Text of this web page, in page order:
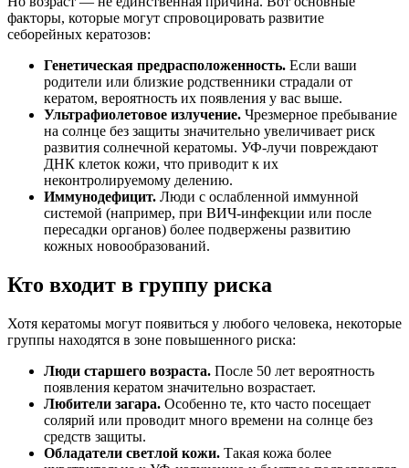
факторы, которые могут спровоцировать развитие
себорейных кератозов:
Генетическая предрасположенность. Если ваши
родители или близкие родственники страдали от
кератом, вероятность их появления у вас выше.
Ультрафиолетовое излучение. Чрезмерное пребывание
на солнце без защиты значительно увеличивает риск
развития солнечной кератомы. УФ-лучи повреждают
ДНК клеток кожи, что приводит к их
неконтролируемому делению.
Иммунодефицит. Люди с ослабленной иммунной
системой (например, при ВИЧ-инфекции или после
пересадки органов) более подвержены развитию
кожных новообразований.
Кто входит в группу риска
Хотя кератомы могут появиться у любого человека, некоторые
группы находятся в зоне повышенного риска:
Люди старшего возраста. После 50 лет вероятность
появления кератом значительно возрастает.
Любители загара. Особенно те, кто часто посещает
солярий или проводит много времени на солнце без
средств защиты.
Обладатели светлой кожи. Такая кожа более